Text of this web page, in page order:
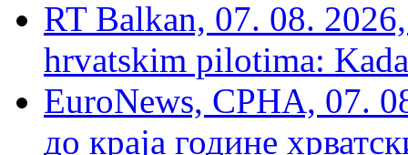
RT Balkan, 07. 08.
hrvatskim pilotima:
EuroNews, СРНА, 07.
до краја године